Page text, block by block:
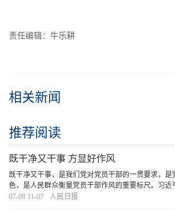
责任编辑：牛乐耕
相关新闻
推荐阅读
既干净又干事 方显好作风
既干净又干事，是我们党对党员干部的一贯要求，
色，是人民群众衡量党员干部作风的重要标尺。习近
都是人民公仆，自当在其位谋其政，既廉又勤，既干
07-08 11-07 人民日报